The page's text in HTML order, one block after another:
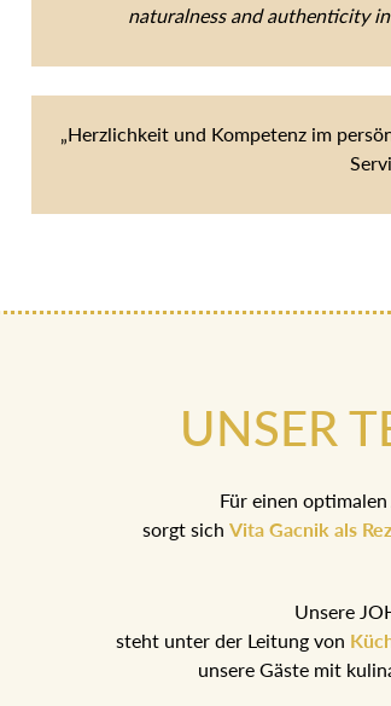
naturalness and authenticity
„Herzlichkeit und Kompetenz im
UNSER
Für einen
sorgt sich Vita Gacnik als
Unsere
steht unter der Leitung von
unsere Gäste mit